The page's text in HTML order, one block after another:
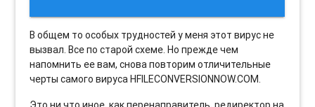
В общем то особых трудностей у меня этот вирус не
вызвал. Все по старой схеме. Но прежде чем
напомнить ее вам, снова повторим отличительные
черты самого вируса HFILECONVERSIONNOW.COM.